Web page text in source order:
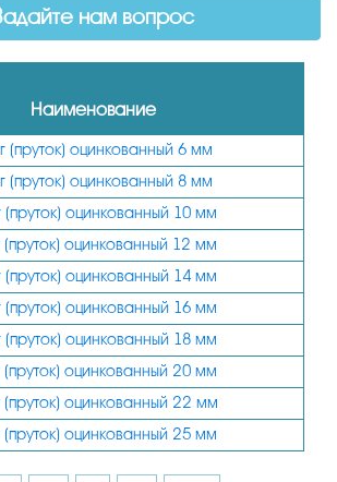
нам вопрос
Наименование
(пруток) оцинкованный 6 мм
(пруток) оцинкованный 8 мм
(пруток) оцинкованный 10 мм
(пруток) оцинкованный 12 мм
(пруток) оцинкованный 14 мм
(пруток) оцинкованный 16 мм
(пруток) оцинкованный 18 мм
(пруток) оцинкованный 20 мм
(пруток) оцинкованный 22 мм
(пруток) оцинкованный 25 мм